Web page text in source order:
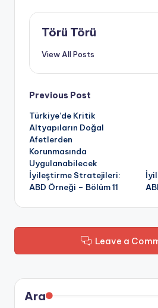
Törü Törü
View All Posts
Post
navigation
Previous Post
Türkiye’de Kritik
Altyapıların Doğal
Afetlerden
Korunmasında
Uygulanabilecek
İyileştirme Stratejileri:
ABD Örneği – Bölüm 11
Leave a
Ara